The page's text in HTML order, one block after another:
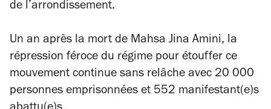
de l’arrondissement.
Un an après la mort de Mahsa Jina Amini, la
répression féroce du régime pour étouffer ce
mouvement continue sans relâche avec 20 000
personnes emprisonnées et 552 manifestant(e)s